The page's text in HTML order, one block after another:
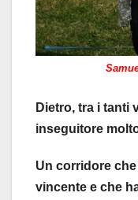
Dietro, tra i tanti
inseguitore
Un corridore
vincente e che